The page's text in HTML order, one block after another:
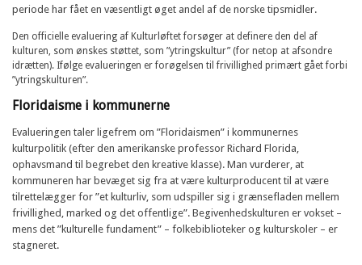
periode har fået en væsentligt øget andel af de norske tipsmidler.
Den officielle evaluering af Kulturløftet forsøger at definere den del af
kulturen, som ønskes støttet, som ”ytringskultur” (for netop at afsondre
idrætten). Ifølge evalueringen er forøgelsen til frivillighed primært gået forbi
”ytringskulturen”.
Floridaisme i kommunerne
Evalueringen taler ligefrem om ”Floridaismen” i kommunernes
kulturpolitik (efter den amerikanske professor Richard Florida,
ophavsmand til begrebet den kreative klasse). Man vurderer, at
kommuneren har bevæget sig fra at være kulturproducent til at være
tilrettelægger for ”et kulturliv, som udspiller sig i grænsefladen mellem
frivillighed, marked og det offentlige”. Begivenhedskulturen er vokset –
mens det ”kulturelle fundament” – folkebiblioteker og kulturskoler – er
stagneret.